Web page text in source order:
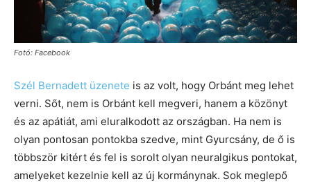
Fotó: Facebook
Szél Bernadett üzenete is az volt, hogy Orbánt meg lehet
verni. Sőt, nem is Orbánt kell megveri, hanem a közönyt
és az apátiát, ami eluralkodott az országban. Ha nem is
olyan pontosan pontokba szedve, mint Gyurcsány, de ő is
többször kitért és fel is sorolt olyan neuralgikus pontokat,
amelyeket kezelnie kell az új kormánynak. Sok meglepő